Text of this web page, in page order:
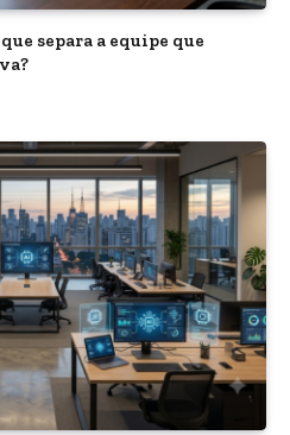
separa a equipe que